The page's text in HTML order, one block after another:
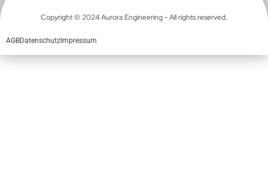
Copyright © 2024 Aurora Engineering - All rights reserved.
AGBDatenschutz Impressum